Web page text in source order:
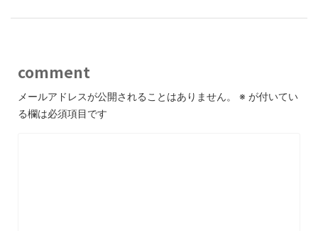
comment
メールアドレスが公開されることはありません。 ※ が付いてい
る欄は必須項目です